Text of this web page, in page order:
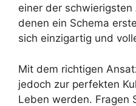
einer der
denen ein Schema
sich einzigartig und
Mit dem richtigen
jedoch zur perfekten
Leben werden. Fragen